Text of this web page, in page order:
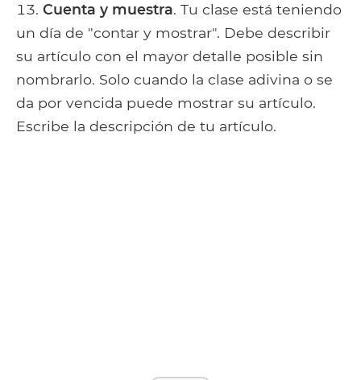
Cuenta y muestra. Tu clase está teniendo
un día de "contar y mostrar". Debe describir
su artículo con el mayor detalle posible sin
nombrarlo. Solo cuando la clase adivina o se
da por vencida puede mostrar su artículo.
Escribe la descripción de tu artículo.